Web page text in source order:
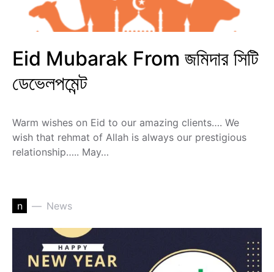
Eid Mubarak From জমিদার সিটি
ডেভেলপমেন্ট
Warm wishes on Eid to our amazing clients…. We
wish that rehmat of Allah is always our prestigious
relationship….. May…
n News